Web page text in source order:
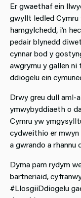
Er gwaethaf ein
gwyllt ledled Cymru
hamgylchedd, i’n
pedair blynedd
cynnar bod y
awgrymu y gallen
ddiogelu ein
Drwy greu dull aml-
ymwybyddiaeth o
Cymru yw
cydweithio er
a gwrando a rhannu
Dyma pam rydym
bartneriaid,
#LlosgiiDdiogelu